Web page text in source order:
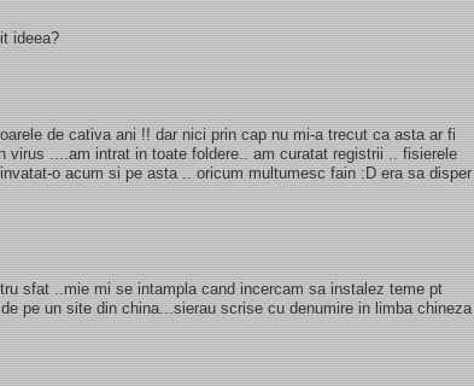
ideea?
de cativa ani !! dar nici prin cap nu mi-a trecut ca asta ar fi
virus ....am intrat in toate foldere.. am curatat registrii .. fisierele
o acum si pe asta .. oricum multumesc fain :D era sa disper
sfat ..mie mi se intampla cand incercam sa instalez teme pt
pe un site din china...sierau scrise cu denumire in limba chineza